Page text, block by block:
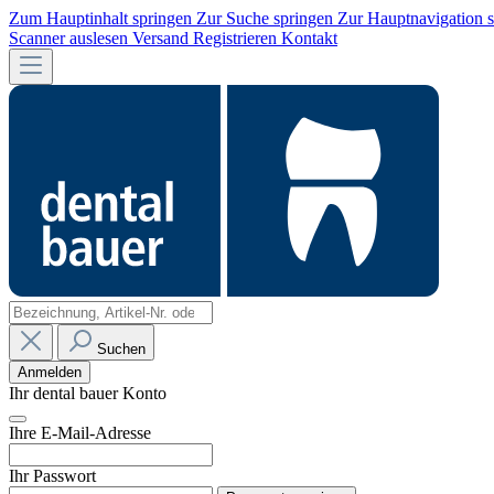
Zum Hauptinhalt springen Zur Suche springen Zur Hauptnavigation
Scanner auslesen Versand Registrieren Kontakt
Suchen
Anmelden
Ihr dental bauer Konto
Ihre E-Mail-Adresse
Ihr Passwort